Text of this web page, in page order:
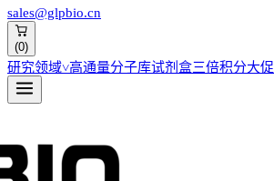
sales@glpbio.cn
(0)
研究领域˅高通量分子库试剂盒三倍积分大促